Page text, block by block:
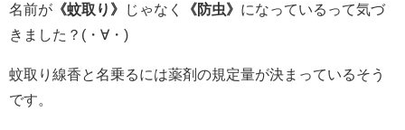
名前が 《蚊取り》 じゃなく 《防虫》 になっているって気づ
きました？(・∀・)
蚊取り線香と名乗るには薬剤の規定量が決まっているそう
です。